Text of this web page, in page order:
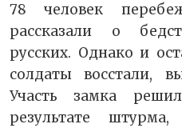
78 человек
рассказали о
русских. Однако и
солдаты восстали,
Участь замка
результате